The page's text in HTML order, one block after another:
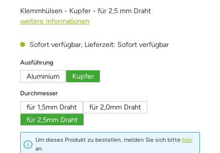
Klemmhülsen - Kupfer - für 2,5 mm Draht
weitere Informationen
Sofort verfügbar, Lieferzeit: Sofort verfügbar
Ausführung
Aluminium Kupfer
Durchmesserauswählen
für 1,5mm Draht
für 2,0mm Draht
für 2,5mm Draht
Um dieses Produkt zu bestellen, melden Sie sich bitte hier
an.